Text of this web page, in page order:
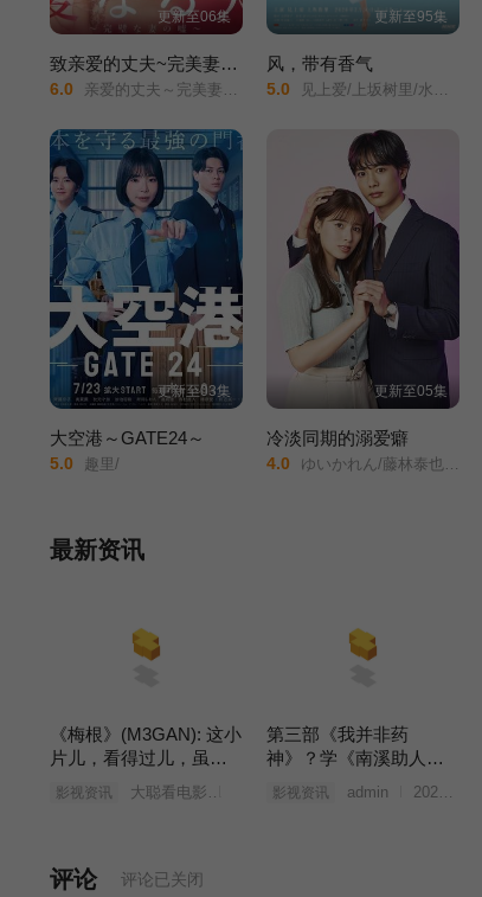
更新至06集
致亲爱的丈夫~完美妻子的谎言~
6.0 亲爱的丈夫～完美妻子的谎言～/
更新至95集
风，带有香气
5.0 见上爱/上坂树里/水野美纪/早坂美海/小林隆/小林虎之介/津崎史郎/岩瀬顕子/三浦贵大/根岸季衣/大岛美幸/义达祐未/たくや/原田泰造/北村一辉/佐野晶哉/藤原季节/林裕太/坂东弥十郎/内田慈/小倉史也/片冈鹤太郎/松金米子/广冈由里子/春海四方/多部未华子/高岛政宏/二田絢乃/中田青渚/井上向日葵/丸山礼/研直子/生田绘梨花/菊池亚希子/中井友望/木越明/原嶋凛/玄理/伊势志摩/古川雄大/坂口涼太郎/平野生成/森田甘路/猫背椿/饭尾和树/若林时英/村上穂乃佳/东野绚香/大河原次郎/野添义弘/筒井道隆/仲/
更新至03集
大空港～GATE24～
5.0 趣里/
更新至05集
冷淡同期的溺爱癖
4.0 ゆいかれん/藤林泰也/小栗有以/京典和玖/半田周平/
最新资讯
《梅根》(M3GAN): 这小
片儿，看得过儿，虽然
有点俗套 (梅根福克斯)
影视资讯 大聪看电影 2023年03月25日
第三部《我并非药
神》？学《南溪助人为
乐》的《闻所未闻接踵
而来》(张颂文?)
影视资讯 admin 2023年03月25日
评论 评论已关闭